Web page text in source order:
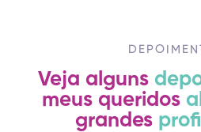
Veja alguns
meus queridos
grandes